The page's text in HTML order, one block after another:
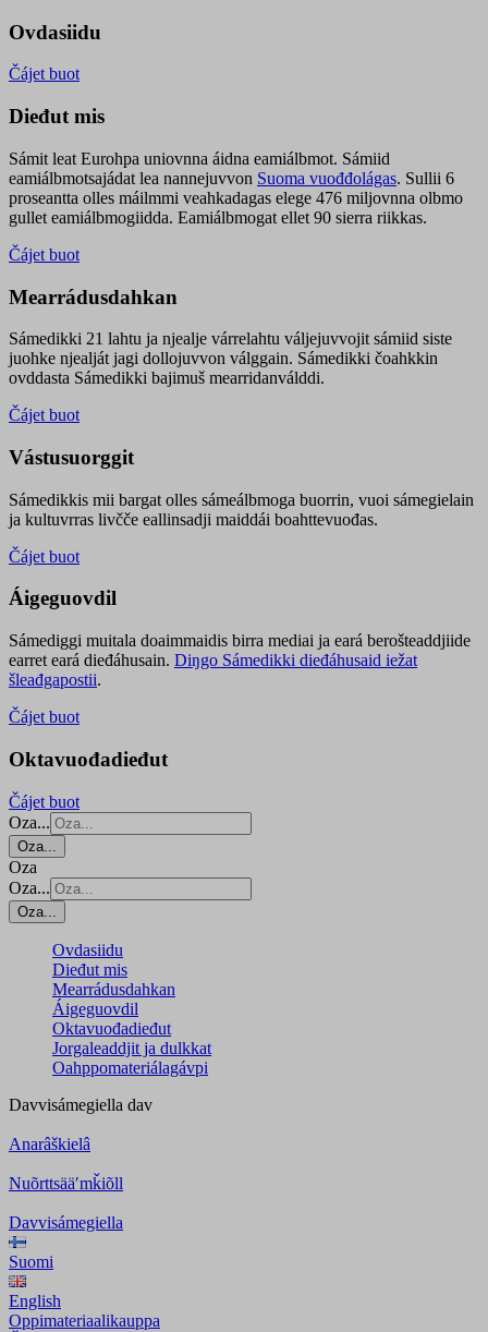
Ovdasiidu
Čájet buot
Dieđut mis
Sámit leat Eurohpa uniovnna áidna eamiálbmot. Sámiid
eamiálbmotsajádat lea nannejuvvon Suoma vuođđolágas. Sullii 6
proseantta olles máilmmi veahkadagas elege 476 miljovnna olbmo
gullet eamiálbmogiidda. Eamiálbmogat ellet 90 sierra riikkas.
Čájet buot
Mearrádusdahkan
Sámedikki 21 lahtu ja njealje várrelahtu váljejuvvojit sámiid siste
juohke njealját jagi dollojuvvon válggain. Sámedikki čoahkkin
ovddasta Sámedikki bajimuš mearridanválddi.
Čájet buot
Vástusuorggit
Sámedikkis mii bargat olles sámeálbmoga buorrin, vuoi sámegielain
ja kultuvrras livčče eallinsadji maiddái boahttevuođas.
Čájet buot
Áigeguovdil
Sámediggi muitala doaimmaidis birra mediai ja eará berošteaddjiide
earret eará dieđáhusain. Diŋgo Sámedikki dieđáhusaid iežat
šleađgapostii.
Čájet buot
Oktavuođadieđut
Čájet buot
Oza...
Oza...
Oza
Oza...
Oza...
Ovdasiidu
Dieđut mis
Mearrádusdahkan
Áigeguovdil
Oktavuođadieđut
Jorgaleaddjit ja dulkkat
Oahppomateriálagávpi
Davvisámegiella dav
Anarâškielâ
Nuõrttsääʹmǩiõll
Davvisámegiella
Suomi
English
Oppimateriaalikauppa